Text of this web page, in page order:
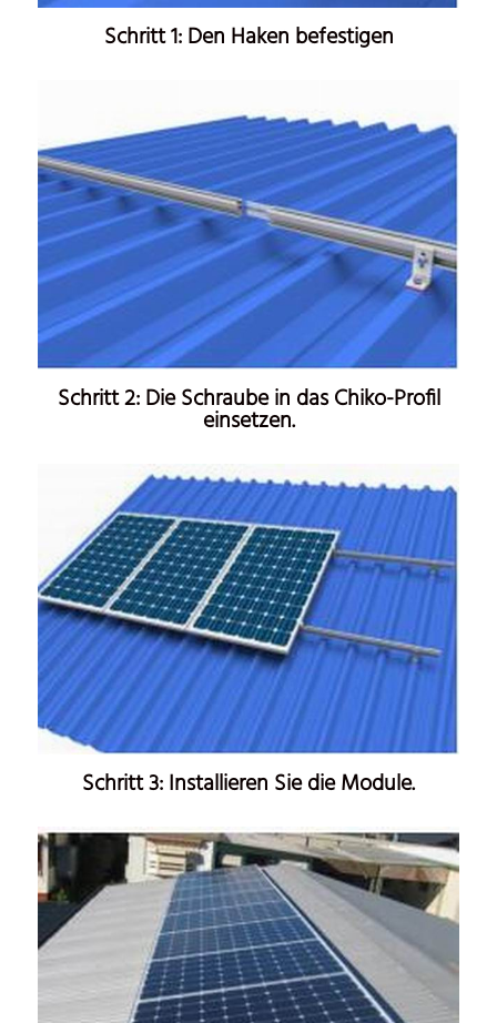
Schritt 1: Den Haken befestigen
Schritt 2: Die Schraube in das Chiko-Profil
einsetzen.
Schritt 3: Installieren Sie die Module.